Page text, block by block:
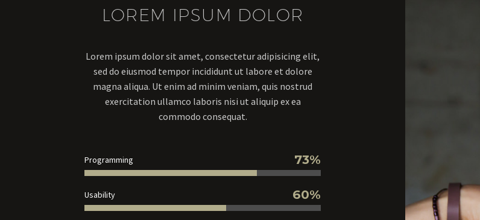
LOREM IPSUM DOLOR
Lorem ipsum dolor sit amet, consectetur adipisicing elit,
sed do eiusmod tempor incididunt ut labore et dolore
magna aliqua. Ut enim ad minim veniam, quis nostrud
exercitation ullamco laboris nisi ut aliquip ex ea
commodo consequat.
Programming 73%
Usability 60%